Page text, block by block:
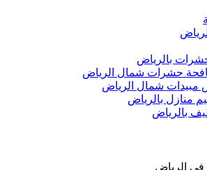
بالرياض
حشرات شمال الرياض
شمال الرياض
منازل بالرياض
بالرياض